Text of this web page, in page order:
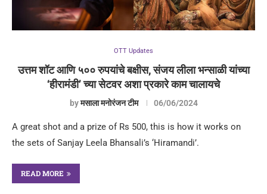
OTT Updates
उत्तम शॉट आणि ५०० रुपयांचे बक्षीस, संजय लीला भन्साळी यांच्या
‘हीरामंडी’ च्या सेटवर अशा प्रकारे काम चालायचे
byमसाला मनोरंजन टीम 06/06/2024
A great shot and a prize of Rs 500, this is how it works on
the sets of Sanjay Leela Bhansali’s ‘Hiramandi’.
READ MORE